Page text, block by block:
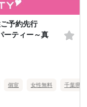
予約先行
ーティー～真
個室 女性無料 千葉県